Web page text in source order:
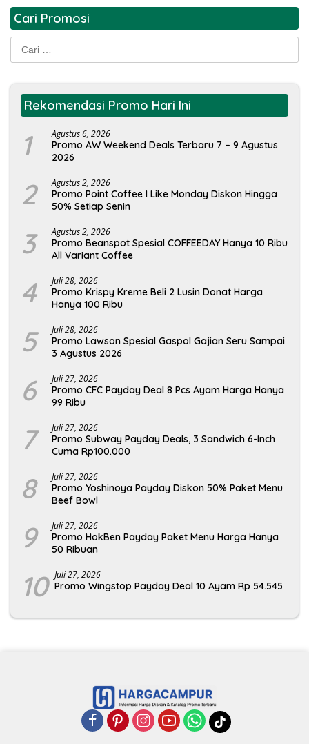
Cari Promosi
Cari
untuk:
Rekomendasi Promo Hari Ini
1 Agustus 6, 2026
Promo AW Weekend Deals Terbaru 7 – 9 Agustus
2026
2 Agustus 2, 2026
Promo Point Coffee I Like Monday Diskon Hingga
50% Setiap Senin
3 Agustus 2, 2026
Promo Beanspot Spesial COFFEEDAY Hanya 10 Ribu
All Variant Coffee
4 Juli 28, 2026
Promo Krispy Kreme Beli 2 Lusin Donat Harga
Hanya 100 Ribu
5 Juli 28, 2026
Promo Lawson Spesial Gaspol Gajian Seru Sampai
3 Agustus 2026
6 Juli 27, 2026
Promo CFC Payday Deal 8 Pcs Ayam Harga Hanya
99 Ribu
7 Juli 27, 2026
Promo Subway Payday Deals, 3 Sandwich 6-Inch
Cuma Rp100.000
8 Juli 27, 2026
Promo Yoshinoya Payday Diskon 50% Paket Menu
Beef Bowl
9 Juli 27, 2026
Promo HokBen Payday Paket Menu Harga Hanya
50 Ribuan
10 Juli 27, 2026
Promo Wingstop Payday Deal 10 Ayam Rp 54.545